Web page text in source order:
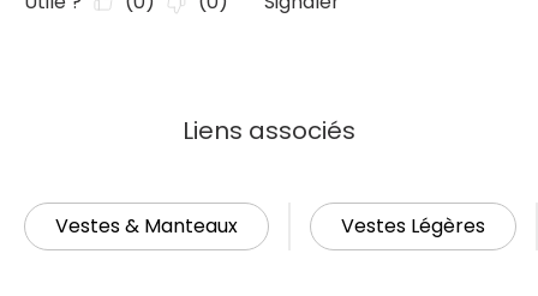
Liens associés
Vestes & Manteaux Vestes Légères